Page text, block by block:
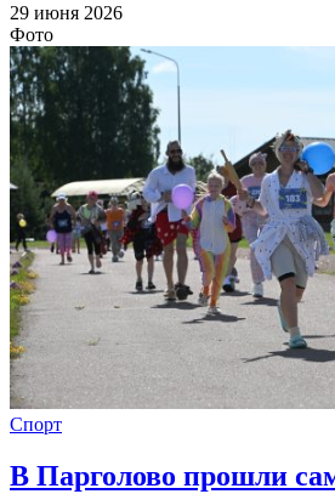
29 июня 2026
Фото
Спорт
В Парголово прошли